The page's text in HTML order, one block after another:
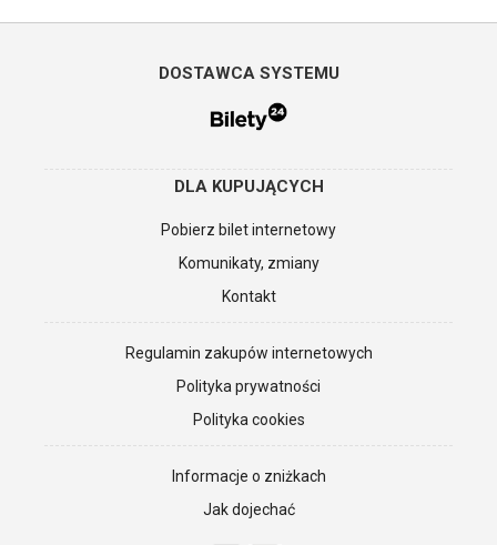
DOSTAWCA SYSTEMU
DLA KUPUJĄCYCH
Pobierz bilet internetowy
Komunikaty, zmiany
Kontakt
Regulamin zakupów internetowych
Polityka prywatności
Polityka cookies
Informacje o zniżkach
Jak dojechać